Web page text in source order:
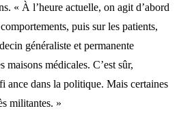
« À l’heure actuelle, on agit d’abord
puis sur les patients,
généraliste et permanente
médicales. C’est sûr,
ance dans la politique. Mais certaines
militantes. »